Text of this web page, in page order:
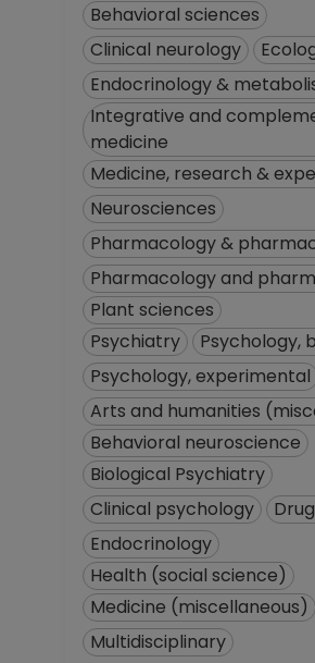
No
No
No
No
Behavioral sciences
Clinical neurology
Endocrinology &
Integrative and
medicine
Medicine, research &
Neurosciences
Pharmacology &
Pharmacology and
Plant sciences
Psychiatry
Psychology,
Psychology, experimental
Arts and humanities
Behavioral neuroscience
Biological Psychiatry
Clinical psychology
Endocrinology
Health (social science)
Medicine (miscellaneous)
Multidisciplinary